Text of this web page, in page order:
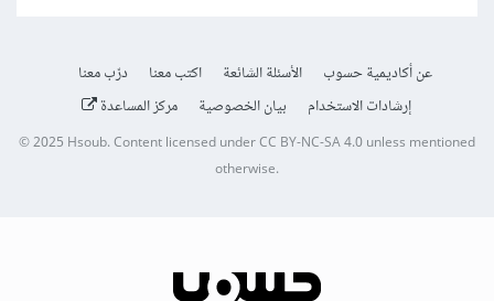
عن أكاديمية حسوب الأسئلة الشائعة اكتب معنا
درّب معنا
إرشادات الاستخدام
بيان الخصوصية مركز المساعدة
© 2025Hsoub.Content licensed underCC BY-NC-SA 4.0unless mentioned
otherwise.